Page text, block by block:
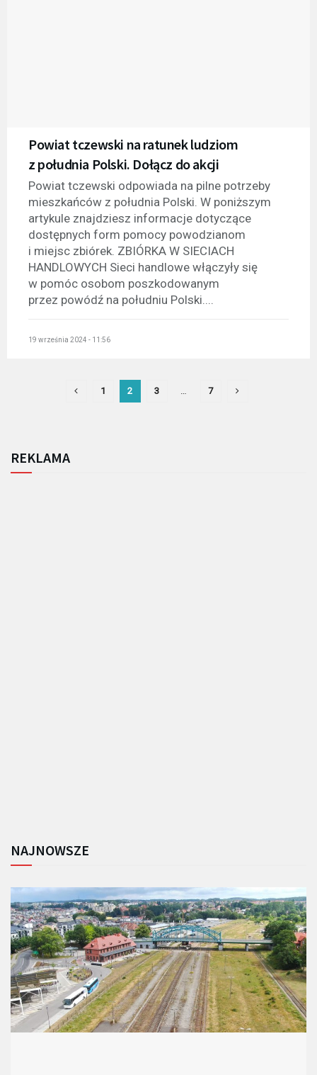
Powiat tczewski na ratunek ludziom
z południa Polski. Dołącz do akcji
Powiat tczewski odpowiada na pilne potrzeby
mieszkańców z południa Polski. W poniższym
artykule znajdziesz informacje dotyczące
dostępnych form pomocy powodzianom
i miejsc zbiórek. ZBIÓRKA W SIECIACH
HANDLOWYCH Sieci handlowe włączyły się
w pomóc osobom poszkodowanym
przez powódź na południu Polski....
19 września 2024 - 11:56
1 2 3 … 7
REKLAMA
NAJNOWSZE